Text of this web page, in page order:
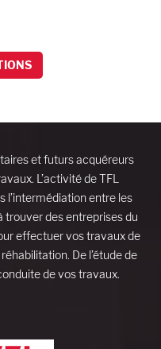
et futurs acquéreurs
L’activité de TFL
l’intermédiation entre les
trouver des entreprises du
effectuer vos travaux de
De l’étude de
de vos travaux.